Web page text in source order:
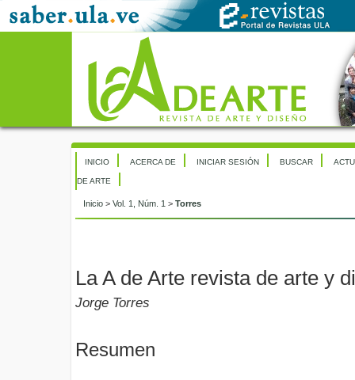
INICIO ACERCA DE INICIAR SESIÓN BUSCAR
DE ARTE
Inicio > Vol. 1, Núm. 1 > Torres
La A de Arte revista de arte y
Jorge Torres
Resumen